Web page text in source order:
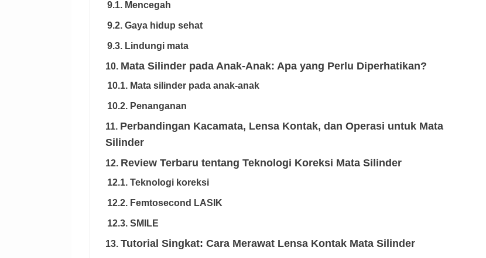
9.1. Mencegah
9.2. Gaya hidup sehat
9.3. Lindungi mata
10. Mata Silinder pada Anak-Anak: Apa yang Perlu Diperhatikan?
10.1. Mata silinder pada anak-anak
10.2. Penanganan
11. Perbandingan Kacamata, Lensa Kontak, dan Operasi untuk Mata
Silinder
12. Review Terbaru tentang Teknologi Koreksi Mata Silinder
12.1. Teknologi koreksi
12.2. Femtosecond LASIK
12.3. SMILE
13. Tutorial Singkat: Cara Merawat Lensa Kontak Mata Silinder